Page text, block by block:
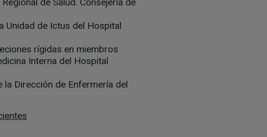
de Salud. Consejería de
Unidad de Ictus del Hospital
rígidas en miembros
Interna del Hospital
Dirección de Enfermería del